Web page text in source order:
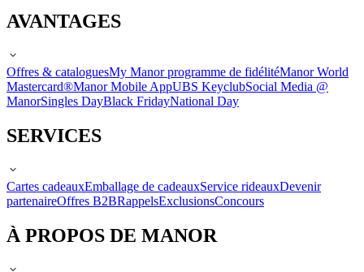
AVANTAGES
Offres & cataloguesMy Manor programme de fidélitéManor World
Mastercard®Manor Mobile AppUBS KeyclubSocial Media @
ManorSingles DayBlack FridayNational Day
SERVICES
Cartes cadeauxEmballage de cadeauxService rideauxDevenir
partenaireOffres B2BRappelsExclusionsConcours
À PROPOS DE MANOR